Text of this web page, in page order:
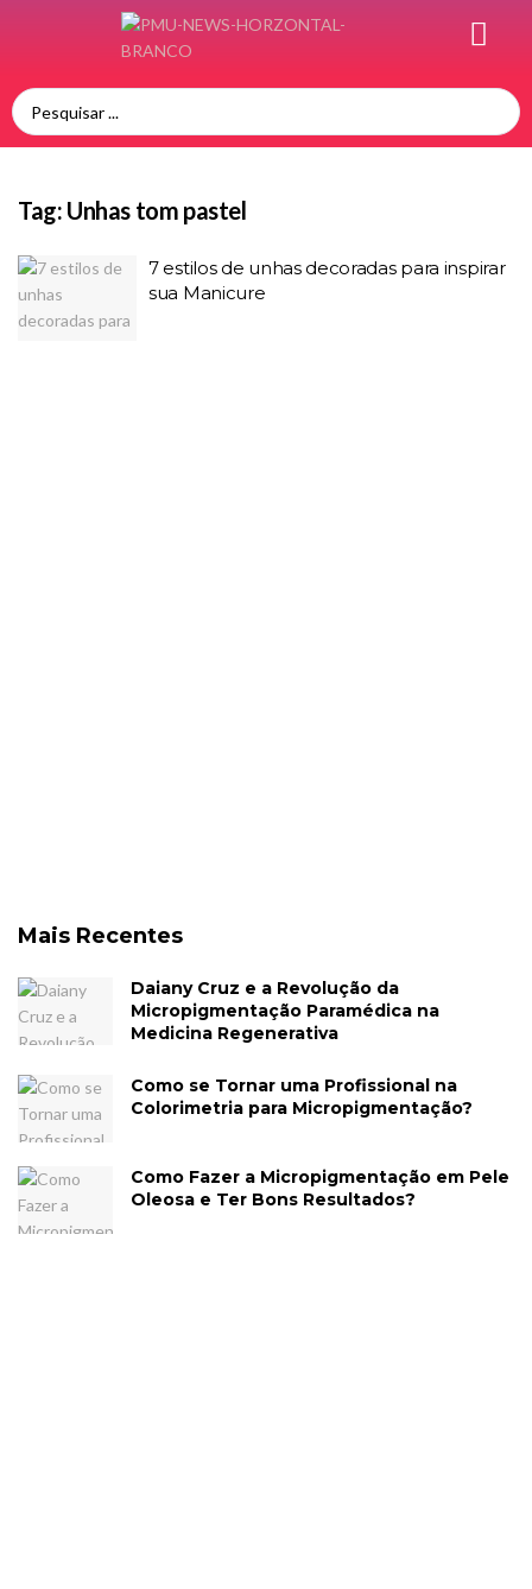
Tag: Unhas tom pastel
7 estilos de unhas decoradas para inspirar
sua Manicure
Mais Recentes
Daiany Cruz e a Revolução da
Micropigmentação Paramédica na
Medicina Regenerativa
Como se Tornar uma Profissional na
Colorimetria para Micropigmentação?
Como Fazer a Micropigmentação em Pele
Oleosa e Ter Bons Resultados?